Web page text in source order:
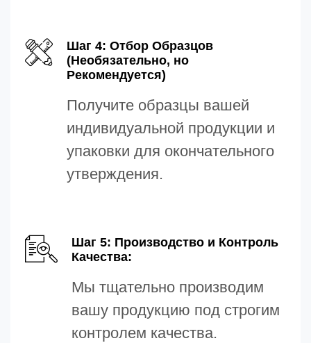
Шаг 4: Отбор Образцов
(Необязательно, но
Рекомендуется)
Получите образцы вашей
индивидуальной продукции и
упаковки для окончательного
утверждения.
Шаг 5: Производство и Контроль
Качества:
Мы тщательно производим
вашу продукцию под строгим
контролем качества.